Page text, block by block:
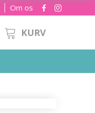
Om os
KURV